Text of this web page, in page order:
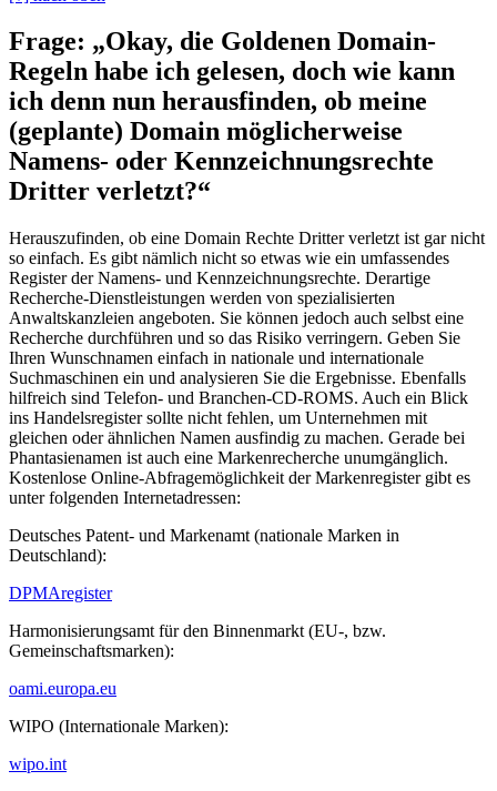
Frage: „Okay, die Goldenen Domain-
Regeln habe ich gelesen, doch wie kann
ich denn nun herausfinden, ob meine
(geplante) Domain möglicherweise
Namens- oder Kennzeichnungsrechte
Dritter verletzt?“
Herauszufinden, ob eine Domain Rechte Dritter verletzt ist gar nicht
so einfach. Es gibt nämlich nicht so etwas wie ein umfassendes
Register der Namens- und Kennzeichnungsrechte. Derartige
Recherche-Dienstleistungen werden von spezialisierten
Anwaltskanzleien angeboten. Sie können jedoch auch selbst eine
Recherche durchführen und so das Risiko verringern. Geben Sie
Ihren Wunschnamen einfach in nationale und internationale
Suchmaschinen ein und analysieren Sie die Ergebnisse. Ebenfalls
hilfreich sind Telefon- und Branchen-CD-ROMS. Auch ein Blick
ins Handelsregister sollte nicht fehlen, um Unternehmen mit
gleichen oder ähnlichen Namen ausfindig zu machen. Gerade bei
Phantasienamen ist auch eine Markenrecherche unumgänglich.
Kostenlose Online-Abfragemöglichkeit der Markenregister gibt es
unter folgenden Internetadressen:
Deutsches Patent- und Markenamt (nationale Marken in
Deutschland):
DPMAregister
Harmonisierungsamt für den Binnenmarkt (EU-, bzw.
Gemeinschaftsmarken):
oami.europa.eu
WIPO (Internationale Marken):
wipo.int